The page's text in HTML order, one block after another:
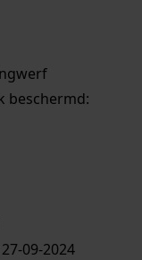
beschermd:
09-2024